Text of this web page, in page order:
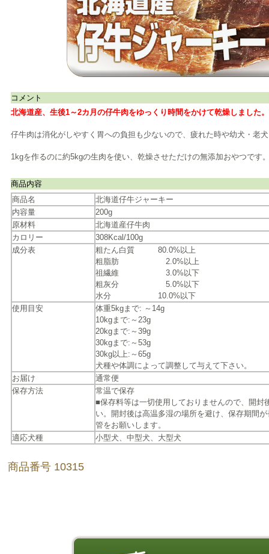
コメント
北海道産、生後1～2カ月の仔牛肉をゆっくり時間をかけて乾燥しました。
仔牛肉は消化がしやすく胃への負担も少ないので、疲れた時や幼犬・老
1kgを作るのに約5kgの生肉を使い、乾燥させただけの無添加おやつです
商品内容
商品名
北海道仔牛ジャーキー
内容量
200g
原材料
北海道産仔牛肉
カロリー
308Kcal/100g
成分表
粗たん白質 80.0%以上
粗脂肪 2.0%以上
祖繊維 3.0%以下
粗灰分 5.0%以下
水分 10.0%以下
使用目安
体重5kgまで: ～14g
10kgまで:～23g
20kgまで:～39g
30kgまで:～53g
30kg以上:～65g
犬種や体調によって調整して与えて下さい。
お届け
通常便
保存方法
常温で保存
■保存料等は一切使用しておりませんので、開封
い。開封後は高温多湿の場所を避け、保存期間
管をお願いします。
適応犬種
小型犬、中型犬、大型犬
商品番号 10315